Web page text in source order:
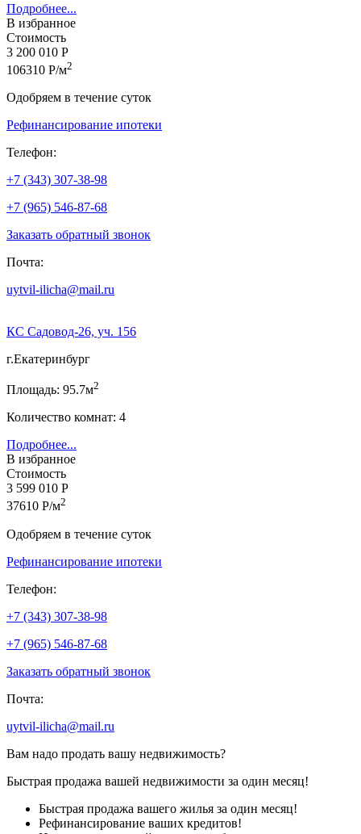
Подробнее...
В избранное
Стоимость
3 200 010 Р
106310 Р/м2
Одобряем в течение суток
Рефинансирование ипотеки
Телефон:
+7 (343) 307-38-98
+7 (965) 546-87-68
Заказать обратный звонок
Почта:
uytvil-ilicha@mail.ru
КС Садовод-26, уч. 156
г.Екатеринбург
Площадь: 95.7м2
Количество комнат: 4
Подробнее...
В избранное
Стоимость
3 599 010 Р
37610 Р/м2
Одобряем в течение суток
Рефинансирование ипотеки
Телефон:
+7 (343) 307-38-98
+7 (965) 546-87-68
Заказать обратный звонок
Почта:
uytvil-ilicha@mail.ru
Вам надо продать вашу недвижимость?
Быстрая продажа вашей недвижимости за один месяц!
Быстрая продажа вашего жилья за один месяц!
Рефинансирование ваших кредитов!